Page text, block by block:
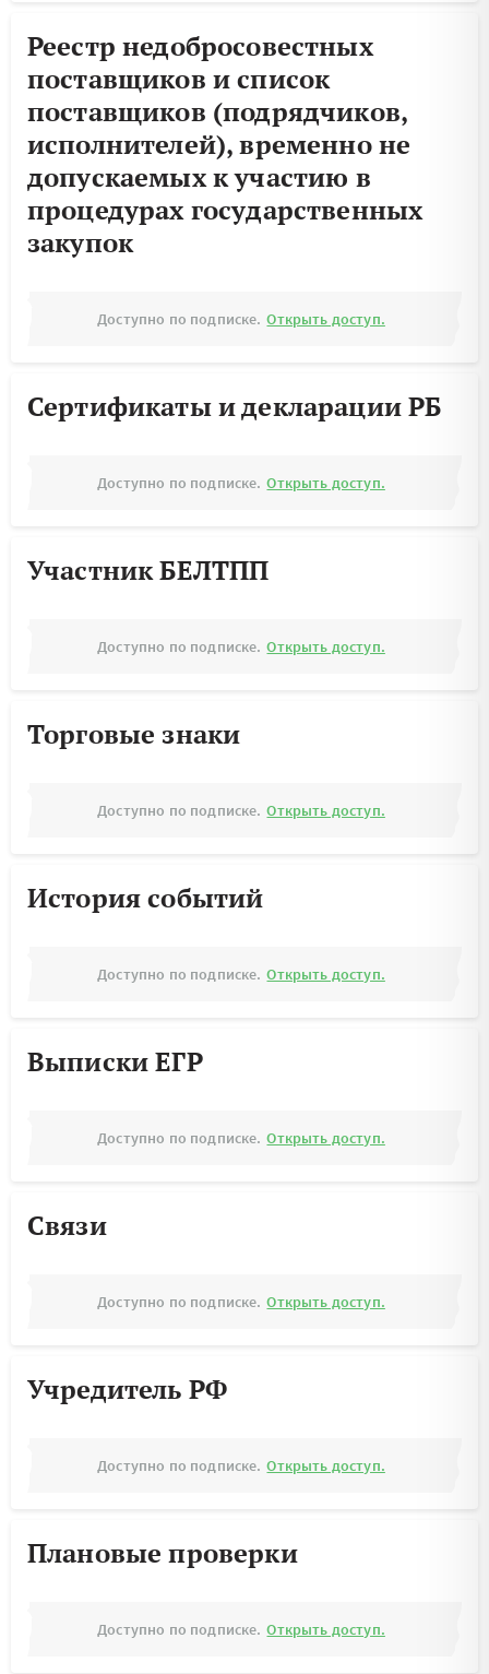
Реестр недобросовестных
поставщиков и список
поставщиков (подрядчиков,
исполнителей), временно не
допускаемых к участию в
процедурах государственных
закупок
Доступно по подписке. Открыть доступ.
Сертификаты и декларации РБ
Доступно по подписке. Открыть доступ.
Участник БЕЛТПП
Доступно по подписке. Открыть доступ.
Торговые знаки
Доступно по подписке. Открыть доступ.
История событий
Доступно по подписке. Открыть доступ.
Выписки ЕГР
Доступно по подписке. Открыть доступ.
Связи
Доступно по подписке. Открыть доступ.
Учредитель РФ
Доступно по подписке. Открыть доступ.
Плановые проверки
Доступно по подписке. Открыть доступ.